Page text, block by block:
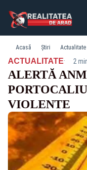
Acasă Știri Actualitate
ACTUALITATE· 2
ALERTĂ
VIOLENTE